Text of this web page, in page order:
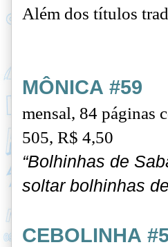
Além dos títulos
MÔNICA #59
mensal, 84 páginas
505, R$ 4,50
“Bolhinhas de
soltar bolhinhas
CEBOLINHA